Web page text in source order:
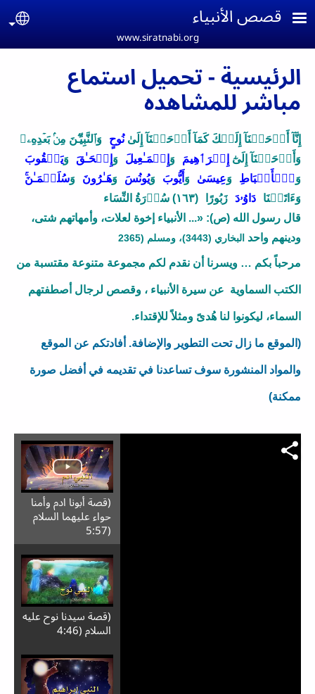
Skip to main content
قصص الأنبياء
www.siratnabi.org
الرئيسية - تحميل استماع
مباشر للمشاهده
إِنَّآ أَوۡحَيۡنَآ إِلَيۡكَ كَمَآ أَوۡحَيۡنَآ إِلَىٰ نُوحٍ
وَأَوۡحَيۡنَآ إِلَىٰٓ
إِبۡرَٲهِيمَ وَ إِسۡمَـٰعِيلَ وَ إِسۡحَـٰقَ وَيَعۡقُوبَ
وَٱلۡأَسۡبَاطِ وَعِيسَىٰ وَ أَيُّوبَ وَيُونُسَ وَهَـٰرُونَ وَسُلَيۡمَـٰنَ‌ۚ
وَءَاتَيۡنَا
دَاوُۥدَ زَبُورًا
(﻿١٦٣﻿) سُوۡرَةُ النِّسَاء
ودينهم واحد البخاري (3443)، ومسلم (2365
الكتب السماوية عن سيرة الأنبياء
السماء، ليكونوا لنا هُدىً ومثلاً للإقتداء.
ممكنة)
(قصة أبونا ادم وأمنا
حواء عليهما السلام
(5:57
(قصة سيدنا نوح عليه
السلام (4:46